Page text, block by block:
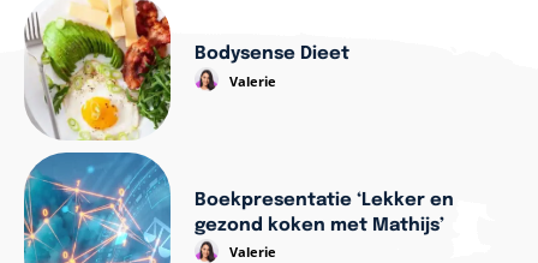
Bodysense Dieet
Valerie
Boekpresentatie ‘Lekker en
gezond koken met Mathijs’
Valerie